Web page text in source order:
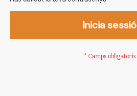
Inicia sessió